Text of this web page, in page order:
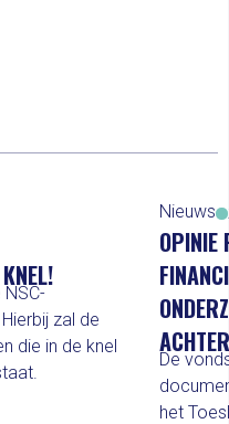
zal de
die in de knel
Nieuws
OPINIE
De
het